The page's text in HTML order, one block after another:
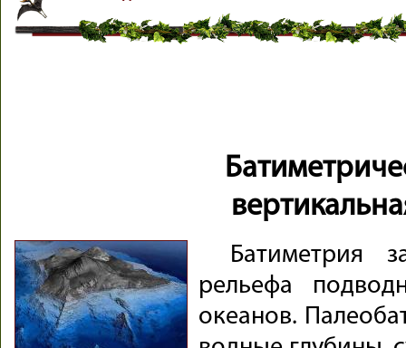
Ба­ти­мет­рия
рель­ефа
океа­нов.